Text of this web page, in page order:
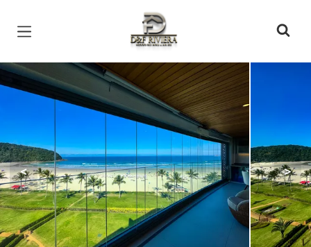
Página inicial
< >